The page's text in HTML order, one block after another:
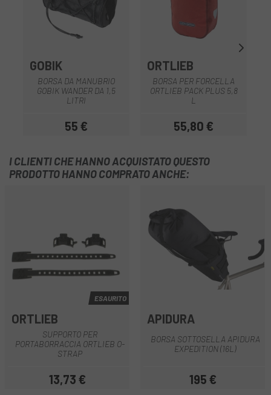
GOBIK
BORSA DA MANUBRIO
GOBIK WANDER DA 1,5
LITRI
Prezzo
55 €
ORTLIEB
BORSA PER FORCELLA
ORTLIEB PACK PLUS 5,8
L
Prezzo
55,80 €
I CLIENTI CHE HANNO ACQUISTATO QUESTO
PRODOTTO HANNO COMPRATO ANCHE:
ESAURITO
ORTLIEB
SUPPORTO PER
PORTABORRACCIA ORTLIEB O-
STRAP
Prezzo
13,73 €
APIDURA
BORSA SOTTOSELLA APIDURA
EXPEDITION (16L)
Prezzo
195 €